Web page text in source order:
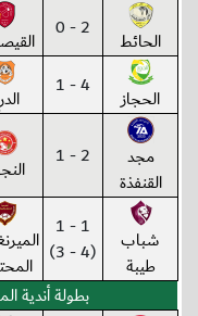
الحائط 2 - 0
الحجاز 4 - 1
مجد
القنفذة
2 - 1
شباب
طيبة
1 - 1
(4 - 3)
بطولة أندية المملكة